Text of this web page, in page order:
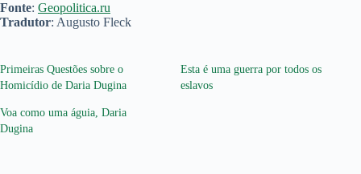
Fonte: Geopolitica.ru
Tradutor: Augusto Fleck
Primeiras Questões sobre o
Homicídio de Daria Dugina
Esta é uma guerra por todos os
eslavos
Voa como uma águia, Daria
Dugina